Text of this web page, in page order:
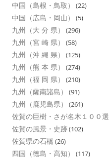
中国（島根・鳥取） (22)
中国（広島・岡山） (5)
九州（大 分 県） (296)
九州（宮 崎 県） (58)
九州（沖 縄 県） (125)
九州（熊 本 県） (274)
九州（福 岡 県） (210)
九州（薩南諸島） (91)
九州（鹿児島県） (261)
佐賀の巨樹・さが名木１００選
佐賀の風景・史跡(102)
佐賀県の石橋 (26)
四国（徳島・高知） (117)